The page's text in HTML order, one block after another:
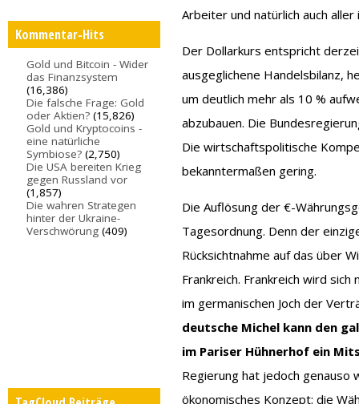
Kommentar-Hits
Gold und Bitcoin - Wider
das Finanzsystem
(16,386)
Die falsche Frage: Gold
oder Aktien? (15,826)
Gold und Kryptocoins -
eine natürliche
Symbiose? (2,750)
Die USA bereiten Krieg
gegen Russland vor
(1,857)
Die wahren Strategen
hinter der Ukraine-
Verschwörung (409)
Arbeiter und natürlich auch
Der Dollarkurs entspricht
ausgeglichene Handelsbilanz,
um deutlich mehr als 10 %
abzubauen. Die
Die wirtschaftspolitische
bekanntermaßen gering.
Die Auflösung der €-
Tagesordnung. Denn der
Rücksichtnahme auf das über
Frankreich. Frankreich wird
im germanischen Joch der
deutsche Michel kann den
im Pariser Hühnerhof ein
Regierung hat jedoch genauso
ökonomisches Konzept: die